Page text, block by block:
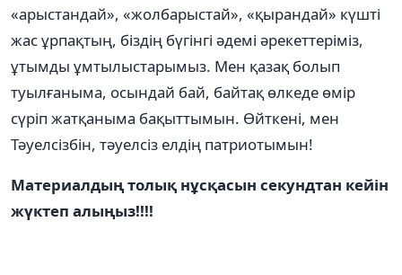
«арыстандай», «жолбарыстай», «қырандай» күшті
жас ұрпақтың, біздің бүгінгі әдемі әрекеттеріміз,
ұтымды ұмтылыстарымыз. Мен қазақ болып
туылғаныма, осындай бай, байтақ өлкеде өмір
сүріп жатқаныма бақыттымын. Өйткені, мен
Тәуелсізбін, тәуелсіз елдің патриотымын!
Материалдың толық нұсқасын секундтан кейін
жүктеп алыңыз!!!!